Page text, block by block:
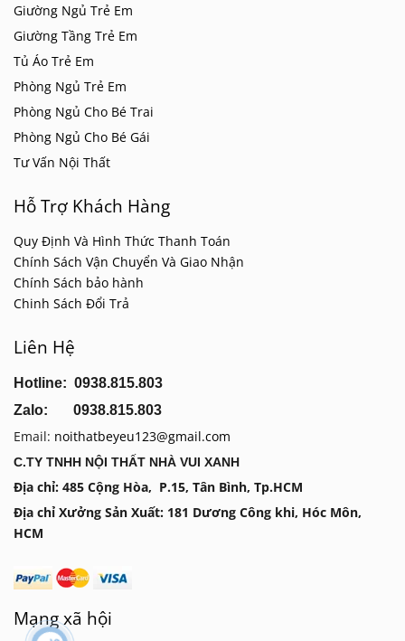
Giường Ngủ Trẻ Em
Giường Tầng Trẻ Em
Tủ Áo Trẻ Em
Phòng Ngủ Trẻ Em
Phòng Ngủ Cho Bé Trai
Phòng Ngủ Cho Bé Gái
Tư Vấn Nội Thất
Hỗ Trợ Khách Hàng
Quy Định Và Hình Thức Thanh Toán
Chính Sách Vận Chuyển Và Giao Nhận
Chính Sách bảo hành
Chinh Sách Đổi Trả
Liên Hệ
Hotline: 0938.815.803
Zalo: 0938.815.803
Email: noithatbeyeu123@gmail.com
C.TY TNHH NỘI THẤT NHÀ VUI XANH
Địa chỉ: 485 Cộng Hòa, P.15, Tân Bình, Tp.HCM
Địa chỉ Xưởng Sản Xuất: 181 Dương Công khi, Hóc Môn,
HCM
Mạng xã hội